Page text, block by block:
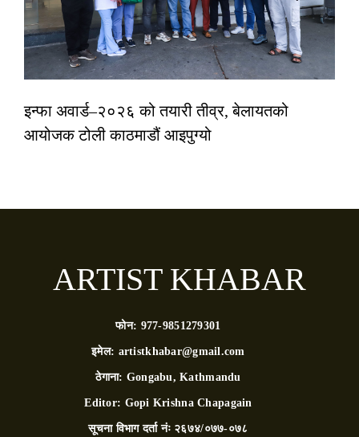
इन्फा अवार्ड–२०२६ को तयारी तीव्र, बेलायतको
आयोजक टोली काठमाडौं आइपुग्यो
ARTIST KHABAR
फोन: 977-9851279301
इमेल: artistkhabar@gmail.com
ठेगाना: Gongabu, Kathmandu
Editor: Gopi Krishna Chapagain
सूचना विभाग दर्ता नंः २६७४/०७७-०७८